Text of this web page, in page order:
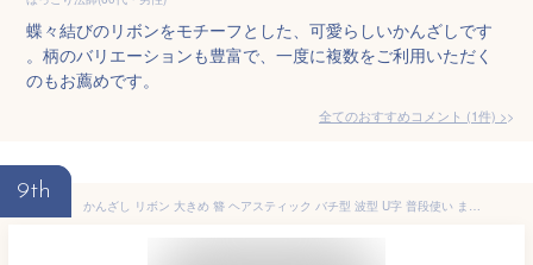
蝶々結びのリボンをモチーフとした、可愛らしいかんざしです
。柄のバリエーションも豊富で、一度に複数をご利用いただく
のもお薦めです。
全てのおすすめコメント (1件) >
9th
かんざし リボン 大きめ 簪 ヘアスティック バチ型 波型 U字 普段使い まとめ髪 ヘアアクセサリー 髪飾り 和装 浴衣 成人式 レディース(ブラック)